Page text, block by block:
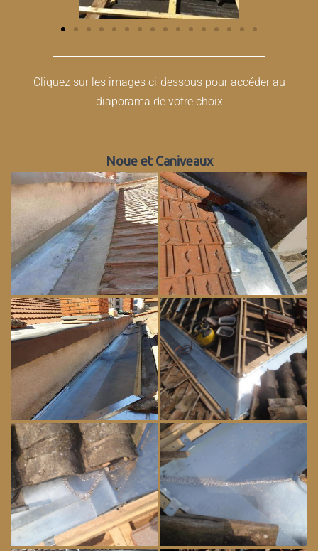
Cliquez sur les images ci-dessous pour accéder au
diaporama de votre choix
Noue et Caniveaux